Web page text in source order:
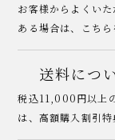
お客様からよくい
ある場合は、こちら
送料につ
税込11,000円以上
は、高額購入割引特